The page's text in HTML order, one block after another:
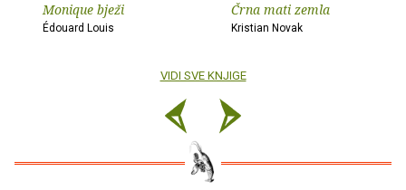
Monique bježi
Édouard Louis
Črna mati zemla
Kristian Novak
VIDI SVE KNJIGE